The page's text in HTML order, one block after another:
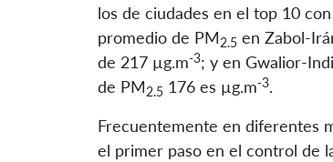
los de ciudades en el top 10
promedio de PM2.5 en Zabol-
de 217 µg.m-3; y en Gwalior-
de PM2.5 176 es µg.m-3.
Frecuentemente en diferentes
el primer paso en el control de